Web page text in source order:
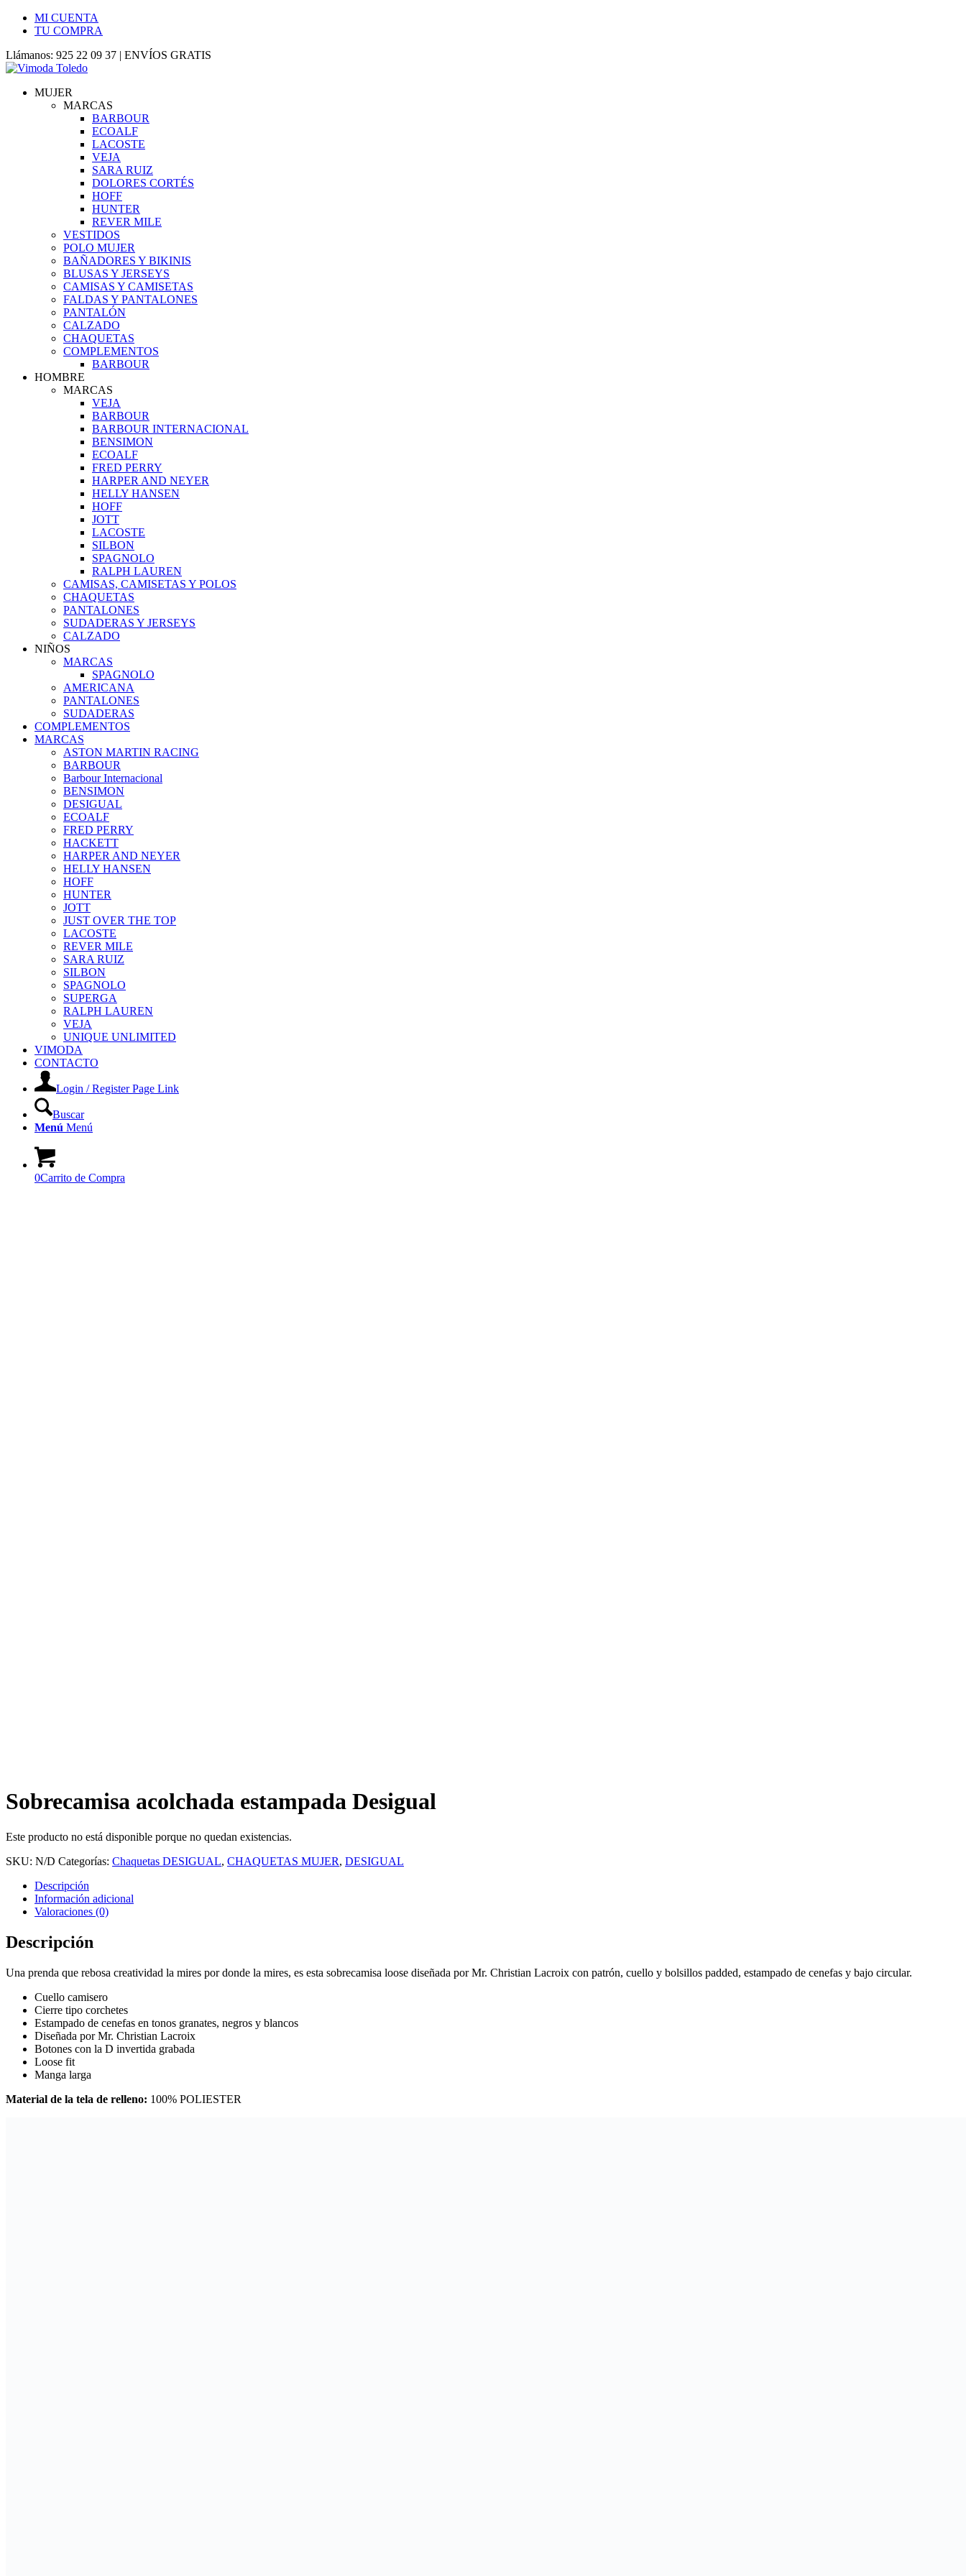
MI CUENTA
TU COMPRA
Llámanos: 925 22 09 37 | ENVÍOS GRATIS
MUJER
MARCAS
BARBOUR
ECOALF
LACOSTE
VEJA
SARA RUIZ
DOLORES CORTÉS
HOFF
HUNTER
REVER MILE
VESTIDOS
POLO MUJER
BAÑADORES Y BIKINIS
BLUSAS Y JERSEYS
CAMISAS Y CAMISETAS
FALDAS Y PANTALONES
PANTALÓN
CALZADO
CHAQUETAS
COMPLEMENTOS
BARBOUR
HOMBRE
MARCAS
VEJA
BARBOUR
BARBOUR INTERNACIONAL
BENSIMON
ECOALF
FRED PERRY
HARPER AND NEYER
HELLY HANSEN
HOFF
JOTT
LACOSTE
SILBON
SPAGNOLO
RALPH LAUREN
CAMISAS, CAMISETAS Y POLOS
CHAQUETAS
PANTALONES
SUDADERAS Y JERSEYS
CALZADO
NIÑOS
MARCAS
SPAGNOLO
AMERICANA
PANTALONES
SUDADERAS
COMPLEMENTOS
MARCAS
ASTON MARTIN RACING
BARBOUR
Barbour Internacional
BENSIMON
DESIGUAL
ECOALF
FRED PERRY
HACKETT
HARPER AND NEYER
HELLY HANSEN
HOFF
HUNTER
JOTT
JUST OVER THE TOP
LACOSTE
REVER MILE
SARA RUIZ
SILBON
SPAGNOLO
SUPERGA
RALPH LAUREN
VEJA
UNIQUE UNLIMITED
VIMODA
CONTACTO
Login / Register Page Link
Buscar
Menú Menú
0Carrito de Compra
Sobrecamisa acolchada estampada Desigual
Este producto no está disponible porque no quedan existencias.
SKU: N/D Categorías: Chaquetas DESIGUAL, CHAQUETAS MUJER, DESIGUAL
Descripción
Información adicional
Valoraciones (0)
Descripción
Una prenda que rebosa creatividad la mires por donde la mires, es esta sobrecamisa loose diseñada por Mr. Christian Lacroix con patrón, cuello y bolsillos padded, estampado de cenefas y bajo circular.
Cuello camisero
Cierre tipo corchetes
Estampado de cenefas en tonos granates, negros y blancos
Diseñada por Mr. Christian Lacroix
Botones con la D invertida grabada
Loose fit
Manga larga
Material de la tela de relleno: 100% POLIESTER